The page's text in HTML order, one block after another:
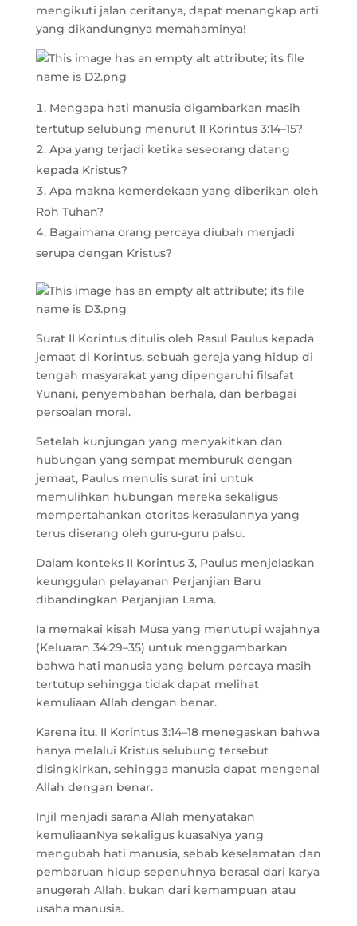
mengikuti jalan ceritanya, dapat menangkap arti
yang dikandungnya memahaminya!
Mengapa hati manusia digambarkan masih
tertutup selubung menurut II Korintus 3:14–15?
Apa yang terjadi ketika seseorang datang
kepada Kristus?
Apa makna kemerdekaan yang diberikan oleh
Roh Tuhan?
Bagaimana orang percaya diubah menjadi
serupa dengan Kristus?
Surat II Korintus ditulis oleh Rasul Paulus kepada
jemaat di Korintus, sebuah gereja yang hidup di
tengah masyarakat yang dipengaruhi filsafat
Yunani, penyembahan berhala, dan berbagai
persoalan moral.
Setelah kunjungan yang menyakitkan dan
hubungan yang sempat memburuk dengan
jemaat, Paulus menulis surat ini untuk
memulihkan hubungan mereka sekaligus
mempertahankan otoritas kerasulannya yang
terus diserang oleh guru-guru palsu.
Dalam konteks II Korintus 3, Paulus menjelaskan
keunggulan pelayanan Perjanjian Baru
dibandingkan Perjanjian Lama.
Ia memakai kisah Musa yang menutupi wajahnya
(Keluaran 34:29–35) untuk menggambarkan
bahwa hati manusia yang belum percaya masih
tertutup sehingga tidak dapat melihat
kemuliaan Allah dengan benar.
Karena itu, II Korintus 3:14–18 menegaskan bahwa
hanya melalui Kristus selubung tersebut
disingkirkan, sehingga manusia dapat mengenal
Allah dengan benar.
Injil menjadi sarana Allah menyatakan
kemuliaanNya sekaligus kuasaNya yang
mengubah hati manusia, sebab keselamatan dan
pembaruan hidup sepenuhnya berasal dari karya
anugerah Allah, bukan dari kemampuan atau
usaha manusia.